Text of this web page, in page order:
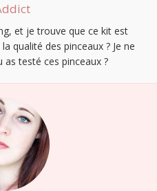
et je trouve que ce kit est
qualité des pinceaux ? Je ne
testé ces pinceaux ?